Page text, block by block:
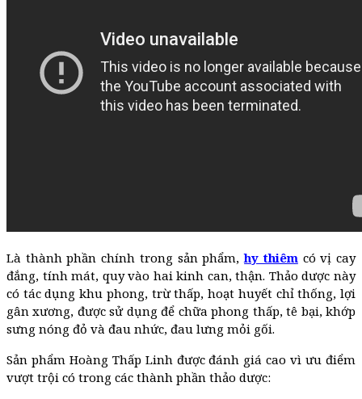
Là thành phần chính trong sản phẩm,hy thiêmcó vị cay
đắng, tính mát, quy vào hai kinh can, thận. Thảo dược này
có tác dụng khu phong, trừ thấp, hoạt huyết chỉ thống, lợi
gân xương, được sử dụng để chữa phong thấp, tê bại, khớp
sưng nóng đỏ và đau nhức, đau lưng mỏi gối.
Sản phẩm Hoàng Thấp Linh được đánh giá cao vì ưu điểm
vượt trội có trong các thành phần thảo dược: